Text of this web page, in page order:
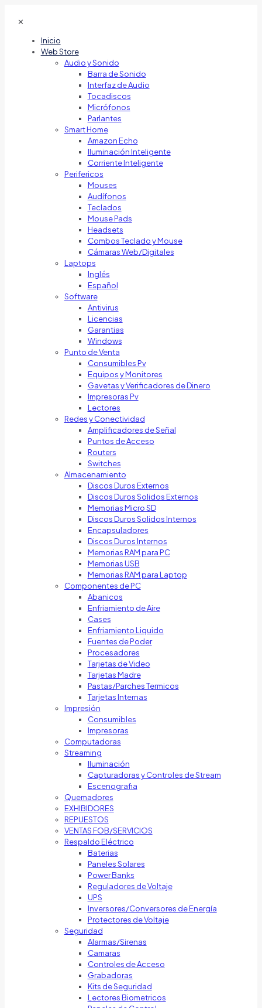
✕
Inicio
Web Store
Audio y Sonido
Barra de Sonido
Interfaz de Audio
Tocadiscos
Micrófonos
Parlantes
Smart Home
Amazon Echo
Iluminación Inteligente
Corriente Inteligente
Perifericos
Mouses
Audífonos
Teclados
Mouse Pads
Headsets
Combos Teclado y Mouse
Cámaras Web/Digitales
Laptops
Inglés
Español
Software
Antivirus
Licencias
Garantias
Windows
Punto de Venta
Consumibles Pv
Equipos y Monitores
Gavetas y Verificadores de Dinero
Impresoras Pv
Lectores
Redes y Conectividad
Amplificadores de Señal
Puntos de Acceso
Routers
Switches
Almacenamiento
Discos Duros Externos
Discos Duros Solidos Externos
Memorias Micro SD
Discos Duros Solidos Internos
Encapsuladores
Discos Duros Internos
Memorias RAM para PC
Memorias USB
Memorias RAM para Laptop
Componentes de PC
Abanicos
Enfriamiento de Aire
Cases
Enfriamiento Liquido
Fuentes de Poder
Procesadores
Tarjetas de Video
Tarjetas Madre
Pastas/Parches Termicos
Tarjetas Internas
Impresión
Consumibles
Impresoras
Computadoras
Streaming
Iluminación
Capturadoras y Controles de Stream
Escenografia
Quemadores
EXHIBIDORES
REPUESTOS
VENTAS FOB/SERVICIOS
Respaldo Eléctrico
Baterias
Paneles Solares
Power Banks
Reguladores de Voltaje
UPS
Inversores/Conversores de Energía
Protectores de Voltaje
Seguridad
Alarmas/Sirenas
Camaras
Controles de Acceso
Grabadoras
Kits de Seguridad
Lectores Biometricos